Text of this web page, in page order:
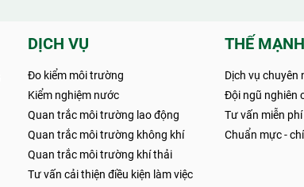
DỊCH VỤ
Đo kiểm môi trường
Kiểm nghiệm nước
Quan trắc môi trường lao động
Quan trắc môi trường không khí
Quan trắc môi trường khí thải
Tư vấn cải thiện điều kiện làm việc
THẾ
Dịch vụ chuyên
Đội ngũ nghiên
Tư vấn miễn phí
Chuẩn mực -